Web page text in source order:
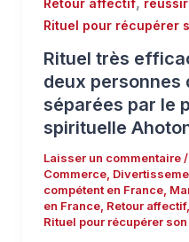
Rituel pour récupérer
Rituel très
deux personnes
séparées par le
spirituelle
Laisser un commentaire /
Commerce,
compétent en France,
en France, Retour affectif,
Rituel pour récupérer son